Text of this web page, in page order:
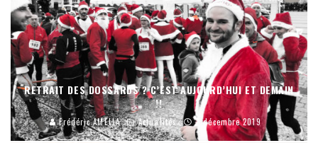
RETRAIT DES DOSSARDS ? C’EST AUJOURD’HUI ET DEMAIN
!!
Frédéric AMELLA Actualités 7 décembre 2019